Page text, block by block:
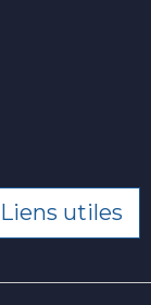
Liens utiles